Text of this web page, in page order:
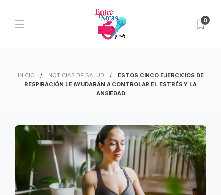
0
INICIO NOTICIAS DE SALUD
ESTOS CINCO EJERCICIOS DE
RESPIRACIÓN LE AYUDARÁN A CONTROLAR EL ESTRÉS Y LA
ANSIEDAD